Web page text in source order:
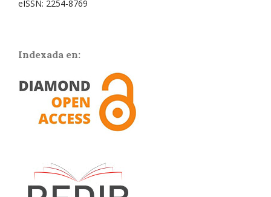
eISSN: 2254-8769
Indexada en: